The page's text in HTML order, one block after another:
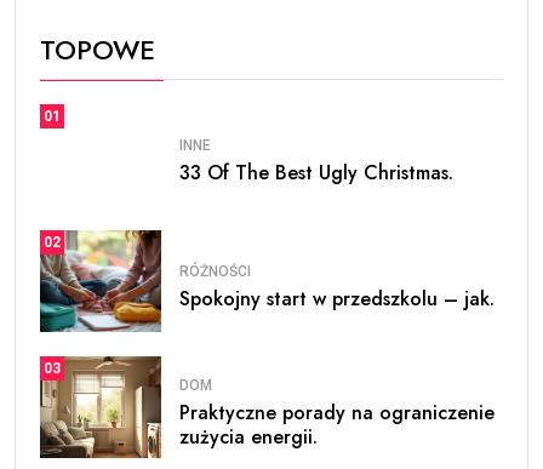
TOPOWE
01
INNE
33 Of The Best Ugly Christmas.
02
RÓŻNOŚCI
Spokojny start w przedszkolu – jak.
03
DOM
Praktyczne porady na ograniczenie
zużycia energii.